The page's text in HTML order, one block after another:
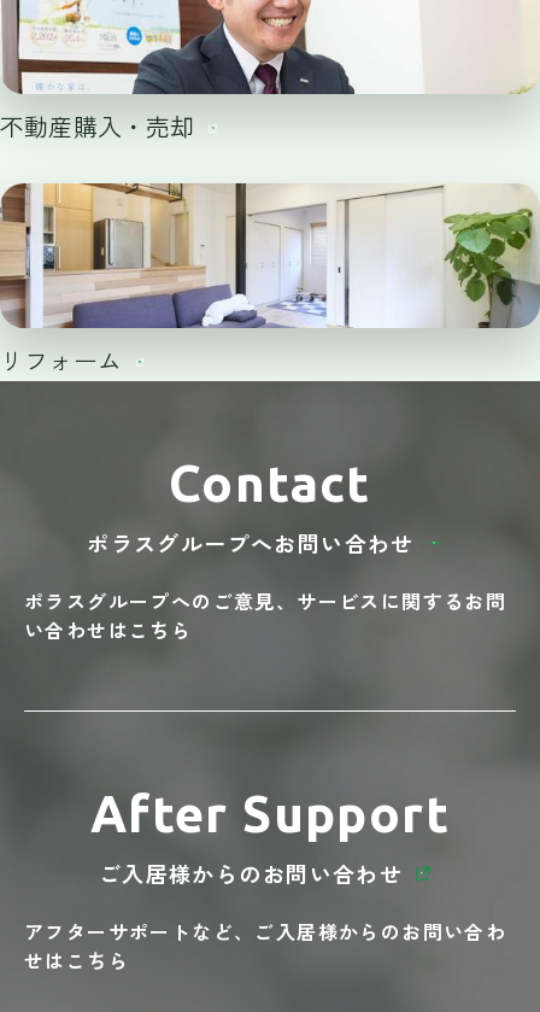
不動産購入・売却
リフォーム
Contact
ポラスグループへお問い合わせ
ポラスグループへのご意見、 サービスに関する お問
い合わせはこちら
After Support
ご入居様からのお問い合わせ
アフターサポートなど、 ご入居様からの お問い合わ
せはこちら